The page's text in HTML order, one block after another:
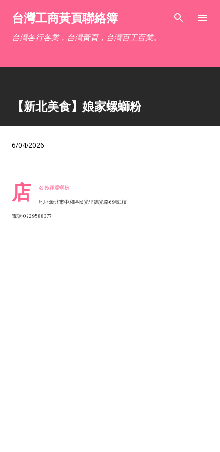
跳到主要內容
台灣工商黃頁聯絡簿
台灣各行各業，台灣黃頁，台灣百工百業。
【新北美食】娘家螺螄粉
6/04/2026
店 名:娘家螺螄粉
地址:新北市中和區國光里德光路69號1樓
電話:0229588377